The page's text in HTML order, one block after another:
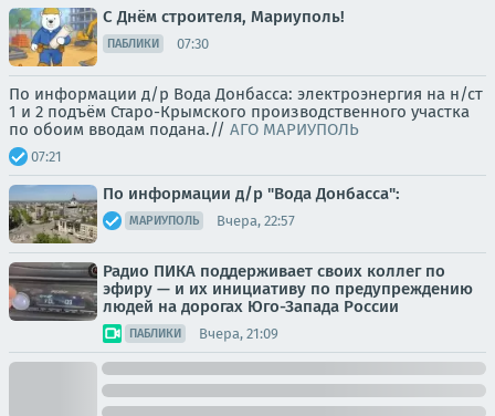
С Днём строителя, Мариуполь!
ПАБЛИКИ 07:30
По информации д/р Вода Донбасса: электроэнергия на н/ст
1 и 2 подъём Старо-Крымского производственного участка
по обоим вводам подана.// АГО МАРИУПОЛЬ
07:21
По информации д/р "Вода Донбасса":
МАРИУПОЛЬ Вчера, 22:57
Радио ПИКА поддерживает своих коллег по
эфиру — и их инициативу по предупреждению
людей на дорогах Юго-Запада России
ПАБЛИКИ Вчера, 21:09